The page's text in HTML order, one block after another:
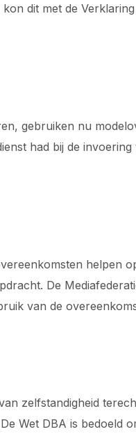
dit met de
gebruiken nu
had bij de
helpen
De
van de
zelfstandigheid
Wet DBA is bedoeld